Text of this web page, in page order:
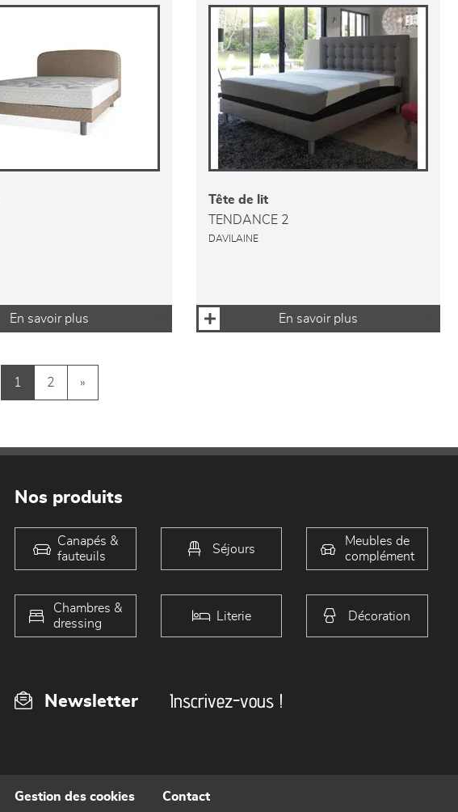
En savoir plus
Tête de lit
TENDANCE 2
DAVILAINE
En savoir plus
1 2 »
Nos produits
Canapés &
fauteuils
Séjours
Meubles de
complément
Chambres &
dressing
Literie Décoration
Newsletter Inscrivez-vous !
Gestion des cookies Contact